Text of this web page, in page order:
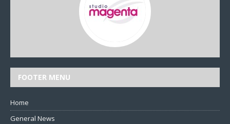
FOOTER MENU
Home
General News